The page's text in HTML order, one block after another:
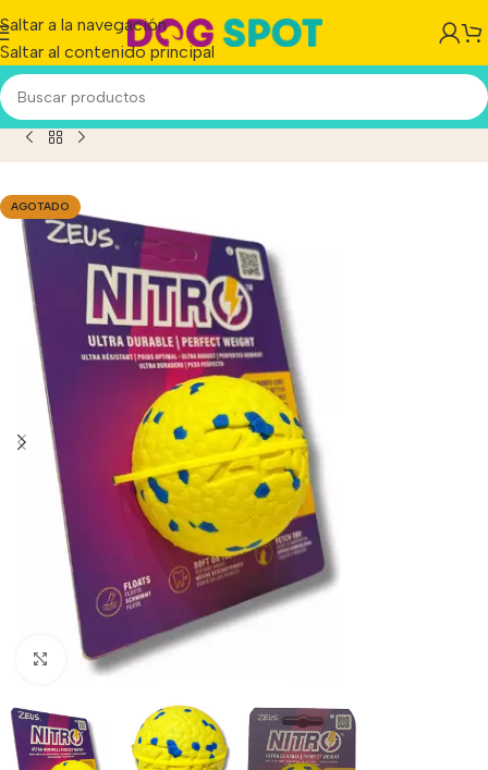
Saltar a la navegación
Saltar al contenido principal
Pelota Para Perros Zeus Nitro Small Flotante 5 Cm
AGOTADO
Haga clic para ampliar